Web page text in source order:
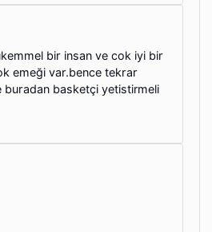
bir insan ve cok iyi bir
emeği var.bence tekrar
buradan basketçi yetistirmeli